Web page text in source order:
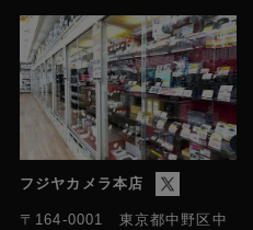
フジヤカメラ本店
〒164-0001 東京都中野区中